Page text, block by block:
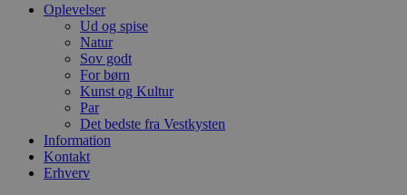
Oplevelser
Ud og spise
Natur
Sov godt
For børn
Kunst og Kultur
Par
Det bedste fra Vestkysten
Information
Kontakt
Erhverv